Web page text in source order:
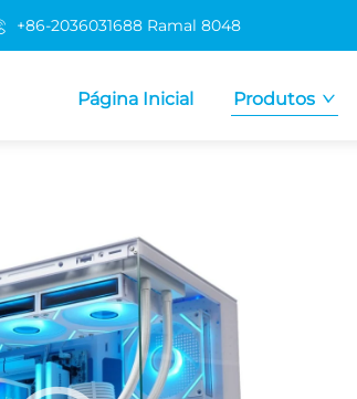
+86-2036031688 Ramal 8048
Página Inicial Produtos